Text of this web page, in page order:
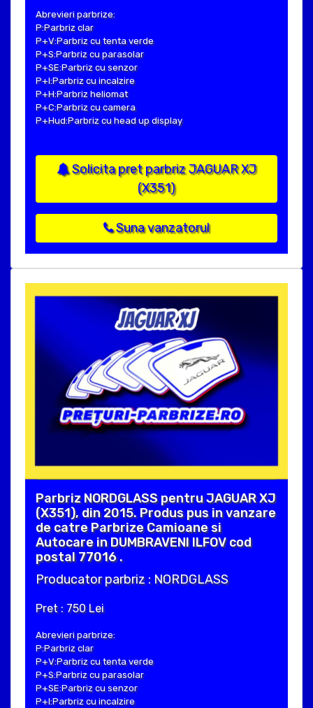
Abrevieri parbrize:
P:Parbriz clar
P+V:Parbriz cu tenta verde
P+S:Parbriz cu parasolar
P+SE:Parbriz cu senzor
P+I:Parbriz cu incalzire
P+H:Parbriz heliomat
P+C:Parbriz cu camera
P+Hud:Parbriz cu head up display
Solicita pret parbriz JAGUAR XJ
(X351)
Suna vanzatorul
Parbriz NORDGLASS pentru JAGUAR XJ
(X351), din 2015. Produs pus in vanzare
de catre Parbrize Camioane si
Autocare in DUMBRAVENI ILFOV cod
postal 77016 .
Producator parbriz : NORDGLASS
Pret : 750 Lei
Abrevieri parbrize:
P:Parbriz clar
P+V:Parbriz cu tenta verde
P+S:Parbriz cu parasolar
P+SE:Parbriz cu senzor
P+I:Parbriz cu incalzire